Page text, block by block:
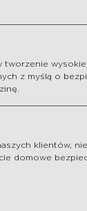
tworzenie
z myślą o
klientów,
domowe